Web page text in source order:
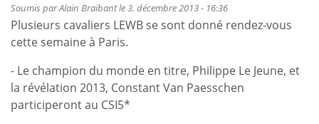
vous
internationaux
du
week-
end
Soumis parAlain Braibantle 3. décembre 2013 - 16:36
Plusieurs cavaliers LEWB se sont donné rendez-vous
cette semaine à Paris.
- Le champion du monde en titre, Philippe Le Jeune, et
la révélation 2013, Constant Van Paesschen
participeront au CSI5*